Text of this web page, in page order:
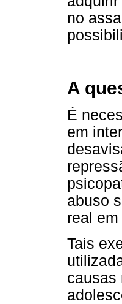
no
A
É
em
abuso
real
Tais
causas